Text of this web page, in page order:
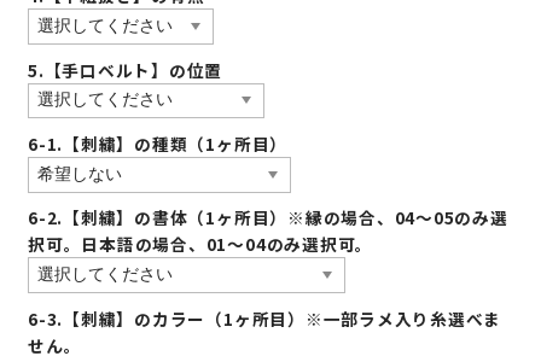
5.【手口ベルト】の位置
6-1.【刺繍】の種類（1ヶ所目）
6-2.【刺繍】の書体（1ヶ所目）※縁の場合、04〜05のみ選
択可。日本語の場合、01〜04のみ選択可。
6-3.【刺繍】のカラー（1ヶ所目）※一部ラメ入り糸選べま
せん。